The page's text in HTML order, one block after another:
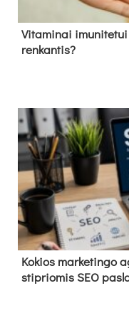
Vitaminai
renkantis?
Kokios marketingo
stipriomis SEO